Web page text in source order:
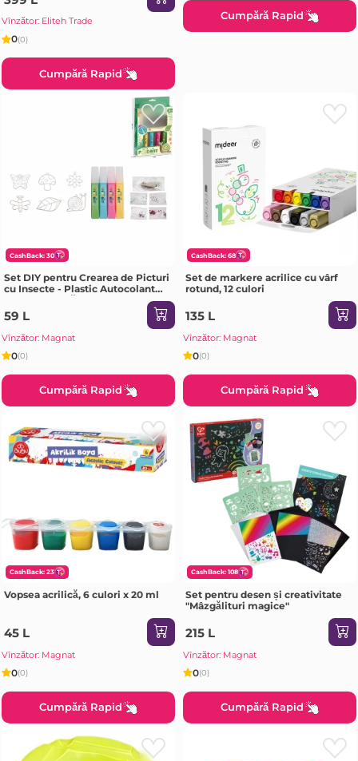
Vînzător: Eliteh Trade
0(0)
Cumpără Rapid
Cumpără Rapid
CashBack: 30
Set DIY pentru Crearea de Picturi
cu Insecte - Plastic Autocolant
59 L
Vînzător: Magnat
0(0)
Cumpără Rapid
CashBack: 68
Set de markere acrilice cu vârf
rotund, 12 culori
135 L
Vînzător: Magnat
0(0)
Cumpără Rapid
CashBack: 23
Vopsea acrilică, 6 culori x 20 ml
45 L
Vînzător: Magnat
0(0)
Cumpără Rapid
CashBack: 108
Set pentru desen și creativitate
"Mâzgălituri magice"
215 L
Vînzător: Magnat
0(0)
Cumpără Rapid